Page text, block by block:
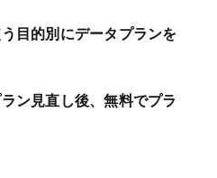
う目的別にデータプランを
ン見直し後、無料でプラ